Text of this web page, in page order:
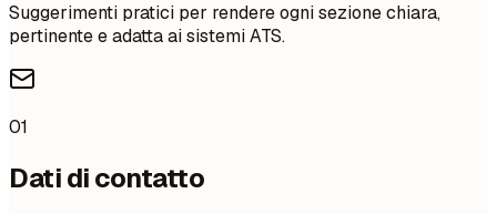
Suggerimenti pratici per rendere ogni sezione chiara,
pertinente e adatta ai sistemi ATS.
01
Dati di contatto